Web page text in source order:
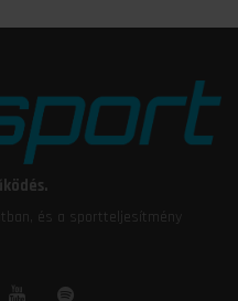
és a sportteljesítmény